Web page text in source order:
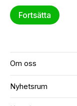
Om oss
Nyhetsrum